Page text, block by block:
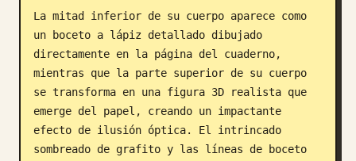
La mitad inferior de su cuerpo aparece como
un boceto a lápiz detallado dibujado
directamente en la página del cuaderno,
mientras que la parte superior de su cuerpo
se transforma en una figura 3D realista que
emerge del papel, creando un impactante
efecto de ilusión óptica. El intrincado
sombreado de grafito y las líneas de boceto